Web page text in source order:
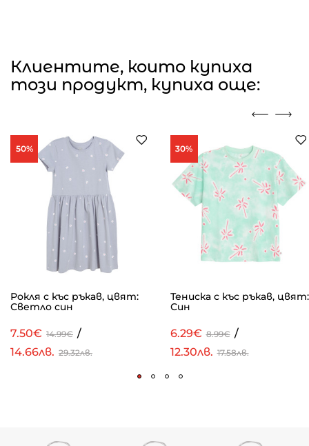
Клиентите, които купиха
този продукт, купиха още:
50%
Рокля с къс ръкав, цвят:
Светло син
7.50€ 14.99€ /
14.66лв. 29.32лв.
30%
Тениска с къс ръкав, цвят:
Син
6.29€ 8.99€ /
12.30лв. 17.58лв.